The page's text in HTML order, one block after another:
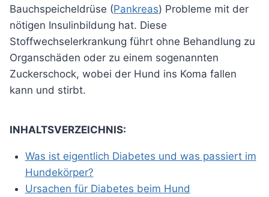
Bauchspeicheldrüse (Pankreas) Probleme mit der
nötigen Insulinbildung hat. Diese
Stoffwechselerkrankung führt ohne Behandlung zu
Organschäden oder zu einem sogenannten
Zuckerschock, wobei der Hund ins Koma fallen
kann und stirbt.
INHALTSVERZEICHNIS:
Was ist eigentlich Diabetes und was passiert im
Hundekörper?
Ursachen für Diabetes beim Hund